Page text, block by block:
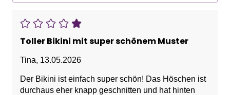
Toller Bikini mit super schönem Muster
Tina, 13.05.2026
Der Bikini ist einfach super schön! Das Höschen ist
durchaus eher knapp geschnitten und hat hinten